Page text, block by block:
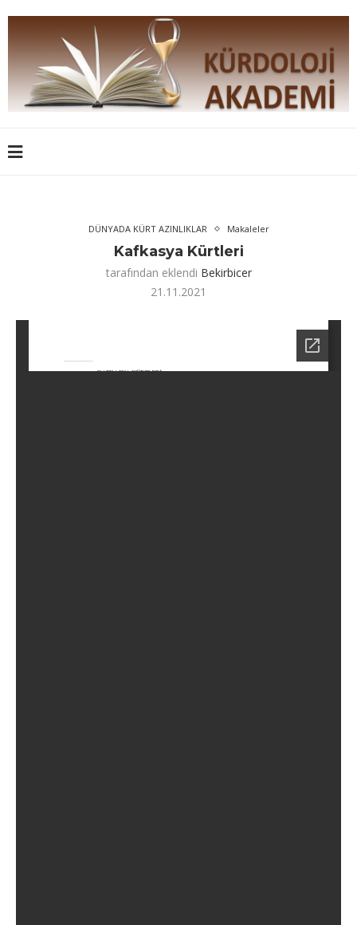
DÜNYADA KÜRT AZINLIKLAR Makaleler
Kafkasya Kürtleri
tarafından eklendi Bekirbicer
21.11.2021